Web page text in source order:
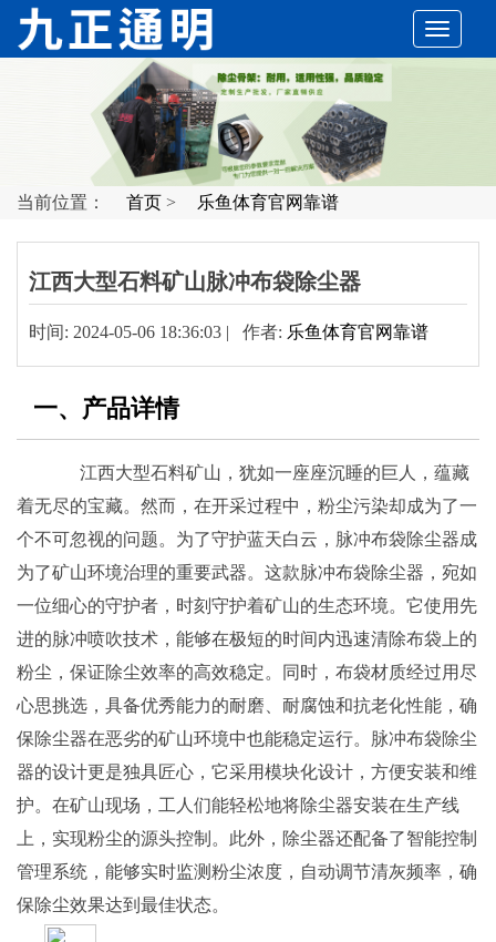
切
导
当前位置： 首页 > 乐鱼体育官网靠谱
江西大型石料矿山脉冲布袋除尘器
时间: 2024-05-06 18:36:03 | 作者: 乐鱼体育官网靠谱
一、产品详情
江西大型石料矿山，犹如一座座沉睡的巨人，蕴藏
着无尽的宝藏。然而，在开采过程中，粉尘污染却成为了一
个不可忽视的问题。为了守护蓝天白云，脉冲布袋除尘器成
为了矿山环境治理的重要武器。这款脉冲布袋除尘器，宛如
一位细心的守护者，时刻守护着矿山的生态环境。它使用先
进的脉冲喷吹技术，能够在极短的时间内迅速清除布袋上的
粉尘，保证除尘效率的高效稳定。同时，布袋材质经过用尽
心思挑选，具备优秀能力的耐磨、耐腐蚀和抗老化性能，确
保除尘器在恶劣的矿山环境中也能稳定运行。脉冲布袋除尘
器的设计更是独具匠心，它采用模块化设计，方便安装和维
护。在矿山现场，工人们能轻松地将除尘器安装在生产线
上，实现粉尘的源头控制。此外，除尘器还配备了智能控制
管理系统，能够实时监测粉尘浓度，自动调节清灰频率，确
保除尘效果达到最佳状态。